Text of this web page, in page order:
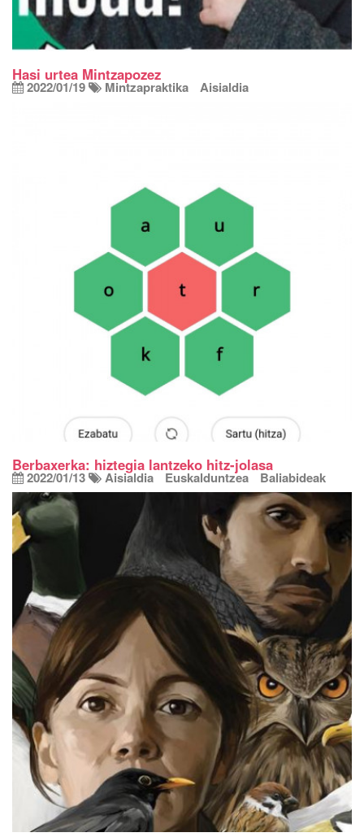
Hasi urtea Mintzapozez
2022/01/19 Mintzapraktika Aisialdia
Berbaxerka: hiztegia lantzeko hitz-jolasa
2022/01/13 Aisialdia Euskalduntzea Baliabideak